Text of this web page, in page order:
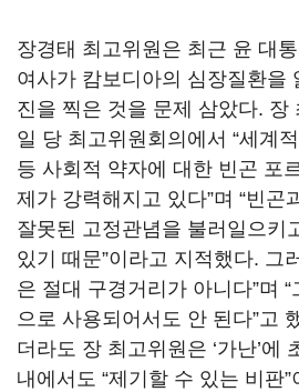
장경태 최고위원은 최근 윤 대
여사가 캄보디아의 심장질환을
진을 찍은 것을 문제 삼았다. 장
일 당 최고위원회의에서 “세계
등 사회적 약자에 대한 빈곤 포
제가 강력해지고 있다”며 “빈곤
잘못된 고정관념을 불러일으키
있기 때문”이라고 지적했다. 그
은 절대 구경거리가 아니다”며
으로 사용되어서도 안 된다”고
더라도 장 최고위원은 ‘가난’에
내에서도 “제기할 수 있는 비판